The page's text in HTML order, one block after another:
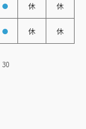
休 休
休 休